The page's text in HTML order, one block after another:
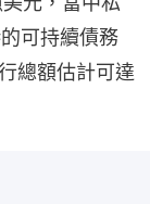
可持續債務
總額估計可達